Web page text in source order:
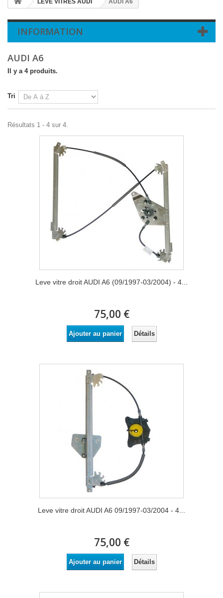
LEVE VITRES AUDI AUDI A6
INFORMATION
AUDI A6
Il y a 4 produits.
Tri
Résultats 1 - 4 sur 4.
Leve vitre droit AUDI A6 (09/1997-03/2004) - 4...
75,00 €
Ajouter au panier Détails
Leve vitre droit AUDI A6 09/1997-03/2004 - 4...
75,00 €
Ajouter au panier Détails